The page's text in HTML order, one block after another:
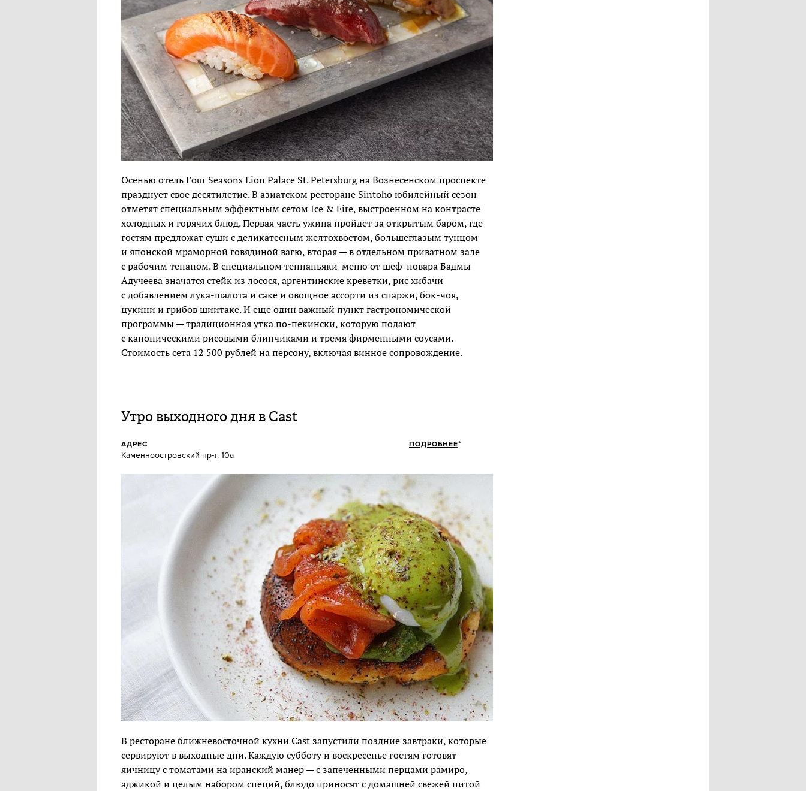
Осенью отель Four Seasons Lion Palace St. Petersburg на Вознесенском проспекте
празднует свое десятилетие. В азиатском ресторане Sintoho юбилейный сезон
отметят специальным эффектным сетом Ice & Fire, выстроенном на контрасте
холодных и горячих блюд. Первая часть ужина пройдет за открытым баром, где
гостям предложат суши с деликатесным желтохвостом, большеглазым тунцом
и японской мраморной говядиной вагю, вторая — в отдельном приватном зале
с рабочим тепаном. В специальном теппаньяки-меню от шеф-повара Бадмы
Адучеева значатся стейк из лосося, аргентинские креветки, рис хибачи
с добавлением лука-шалота и саке и овощное ассорти из спаржи, бок-чоя,
цукини и грибов шиитаке. И еще один важный пункт гастрономической
программы — традиционная утка по-пекински, которую подают
с каноническими рисовыми блинчиками и тремя фирменными соусами.
Стоимость сета 12 500 рублей на персону, включая винное сопровождение.
Утро выходного дня в Cast
АДРЕС
Каменноостровский пр-т, 10а
ПОДРОБНЕЕ*
В ресторане ближневосточной кухни Cast запустили поздние завтраки, которые
сервируют в выходные дни. Каждую субботу и воскресенье гостям готовят
яичницу с томатами на иранский манер — с запеченными перцами рамиро,
аджикой и целым набором специй, блюдо приносят с домашней свежей питой